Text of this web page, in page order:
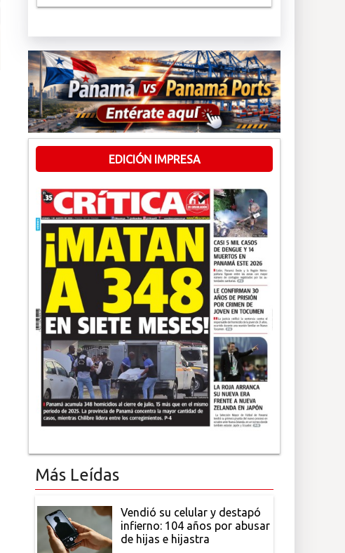
EDICIÓN IMPRESA
Más Leídas
Vendió su celular y destapó
infierno: 104 años por abusar
de hijas e hijastra